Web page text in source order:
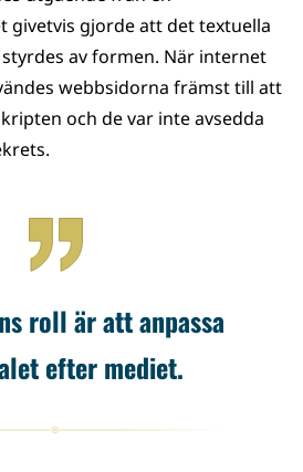
givetvis gjorde att det textuella
av formen. När internet
webbsidorna främst till att
och de var inte avsedda
roll är att anpassa
efter mediet.